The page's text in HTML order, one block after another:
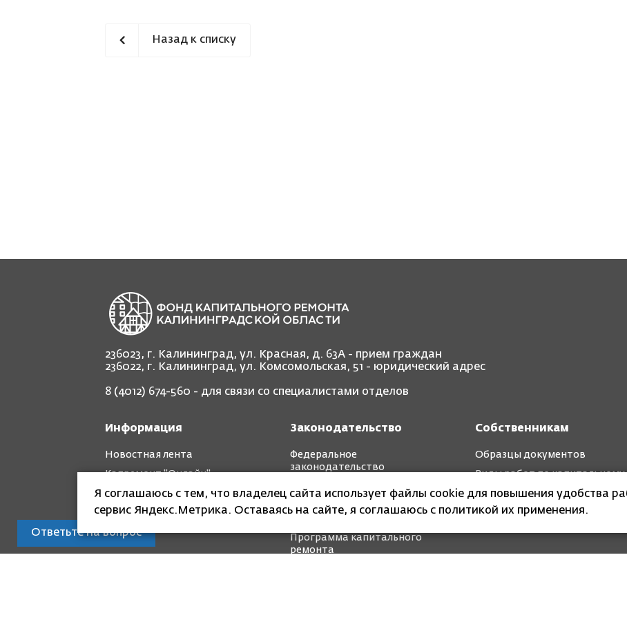
Ответьте на вопрос
Назад к списку
236023, г. Калининград, ул. Красная, д. 63А - прием граждан
236022, г. Калининград, ул. Комсомольская, 51 - юридический адрес
8 (4012) 674-560 - для связи со специалистами отделов
Информация
Новостная лента
Капремонт "Онлайн"
Фотоотчет "до" и "после"
Законодательство
Федеральное
законодательство
Региональное
законодательство
Программа капитального
ремонта
Собственникам
Образцы документов
Виды работ по капитальному
Я соглашаюсь с тем, что владелец сайта использует файлы cookie для повышения удобства
сервис Яндекс.Метрика. Оставаясь на сайте, я соглашаюсь с политикой их применения.